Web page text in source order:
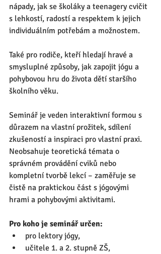
nápady, jak se školáky a teenagery cvičit
s lehkostí, radostí a respektem k jejich
individuálním potřebám a možnostem.
Také pro rodiče, kteří hledají hravé a
smysluplné způsoby, jak zapojit jógu a
pohybovou hru do života dětí staršího
školního věku.
Seminář je veden interaktivní formou s
důrazem na vlastní prožitek, sdílení
zkušeností a inspiraci pro vlastní praxi.
Neobsahuje teoretická témata o
správném provádění cviků nebo
kompletní tvorbě lekcí – zaměřuje se
čistě na praktickou část s jógovými
hrami a pohybovými aktivitami.
Pro koho je seminář určen:
pro lektory jógy,
učitele 1. a 2. stupně ZŠ,